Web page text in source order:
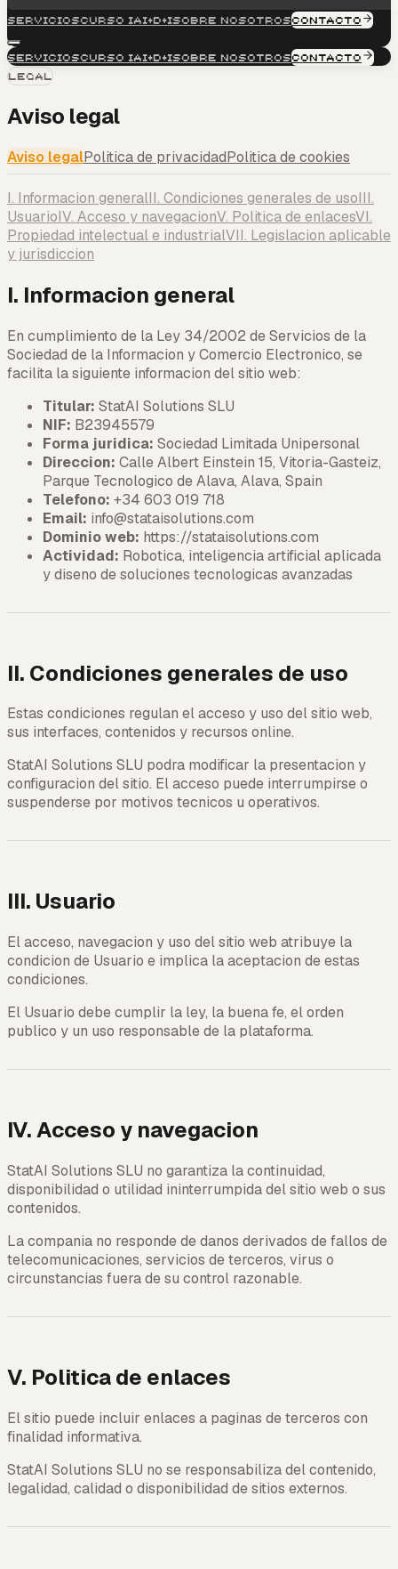
ServiciosCurso IAI+D+iSobre nosotrosCONTACTO
ServiciosCurso IAI+D+iSobre nosotrosCONTACTO
Legal
Aviso legal
Aviso legalPolitica de privacidadPolitica de cookies
I. Informacion generalII. Condiciones generales de usoIII.
UsuarioIV. Acceso y navegacionV. Politica de enlacesVI.
Propiedad intelectual e industrialVII. Legislacion aplicable
y jurisdiccion
I. Informacion general
En cumplimiento de la Ley 34/2002 de Servicios de la
Sociedad de la Informacion y Comercio Electronico, se
facilita la siguiente informacion del sitio web:
Titular: StatAI Solutions SLU
NIF: B23945579
Forma juridica: Sociedad Limitada Unipersonal
Direccion: Calle Albert Einstein 15, Vitoria-Gasteiz,
Parque Tecnologico de Alava, Alava, Spain
Telefono: +34 603 019 718
Email: info@stataisolutions.com
Dominio web: https://stataisolutions.com
Actividad: Robotica, inteligencia artificial aplicada
y diseno de soluciones tecnologicas avanzadas
II. Condiciones generales de uso
Estas condiciones regulan el acceso y uso del sitio web,
sus interfaces, contenidos y recursos online.
StatAI Solutions SLU podra modificar la presentacion y
configuracion del sitio. El acceso puede interrumpirse o
suspenderse por motivos tecnicos u operativos.
III. Usuario
El acceso, navegacion y uso del sitio web atribuye la
condicion de Usuario e implica la aceptacion de estas
condiciones.
El Usuario debe cumplir la ley, la buena fe, el orden
publico y un uso responsable de la plataforma.
IV. Acceso y navegacion
StatAI Solutions SLU no garantiza la continuidad,
disponibilidad o utilidad ininterrumpida del sitio web o sus
contenidos.
La compania no responde de danos derivados de fallos de
telecomunicaciones, servicios de terceros, virus o
circunstancias fuera de su control razonable.
V. Politica de enlaces
El sitio puede incluir enlaces a paginas de terceros con
finalidad informativa.
StatAI Solutions SLU no se responsabiliza del contenido,
legalidad, calidad o disponibilidad de sitios externos.